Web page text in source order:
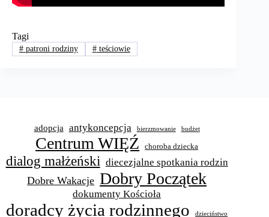
Tagi
#patroni rodziny #teściowie
adopcja antykoncepcja bierzmowanie budżet
Centrum WIĘŹ choroba dziecka
dialog małżeński diecezjalne spotkania rodzin
Dobre Wakacje Dobry Początek
dokumenty Kościoła
doradcy życia rodzinnego dzieciństwo